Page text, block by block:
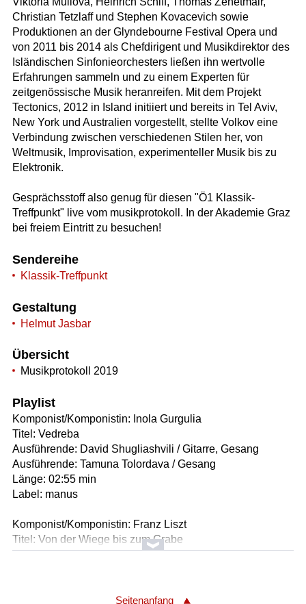
Christian Tetzlaff und Stephen Kovacevich sowie
Produktionen an der Glyndebourne Festival Opera und
von 2011 bis 2014 als Chefdirigent und Musikdirektor des
Isländischen Sinfonieorchesters ließen ihn wertvolle
Erfahrungen sammeln und zu einem Experten für
zeitgenössische Musik heranreifen. Mit dem Projekt
Tectonics, 2012 in Island initiiert und bereits in Tel Aviv,
New York und Australien vorgestellt, stellte Volkov eine
Verbindung zwischen verschiedenen Stilen her, von
Weltmusik, Improvisation, experimenteller Musik bis zu
Elektronik.
Gesprächsstoff also genug für diesen "Ö1 Klassik-
Treffpunkt" live vom musikprotokoll. In der Akademie Graz
bei freiem Eintritt zu besuchen!
Sendereihe
Klassik-Treffpunkt
Gestaltung
Helmut Jasbar
Übersicht
Musikprotokoll 2019
Playlist
Komponist/Komponistin: Inola Gurgulia
Titel: Vedreba
Ausführende: David Shugliashvili / Gitarre, Gesang
Ausführende: Tamuna Tolordava / Gesang
Länge: 02:55 min
Label: manus
Komponist/Komponistin: Franz Liszt
Titel: Von der Wiege bis zum Grabe
* II. Der Kampf um's Dasein
Seitenanfang